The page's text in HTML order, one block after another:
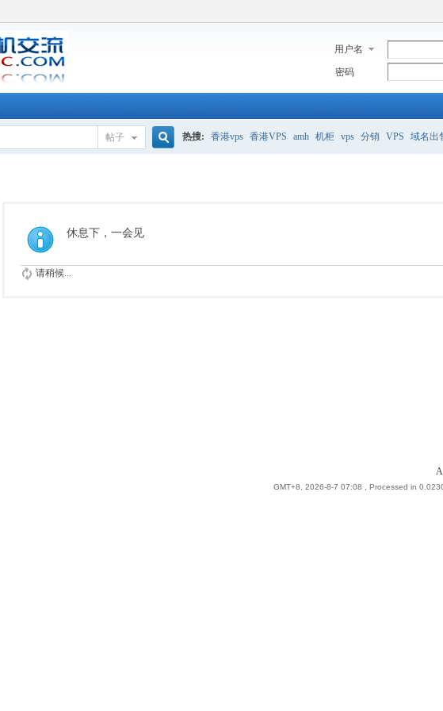
用户名
密码
帖子 热搜: 香港vps 香港VPS amh 机柜 vps 分销 VPS 域名出
休息下，一会见
请稍候...
GMT+8, 2026-8-7 07:08 , Processed in